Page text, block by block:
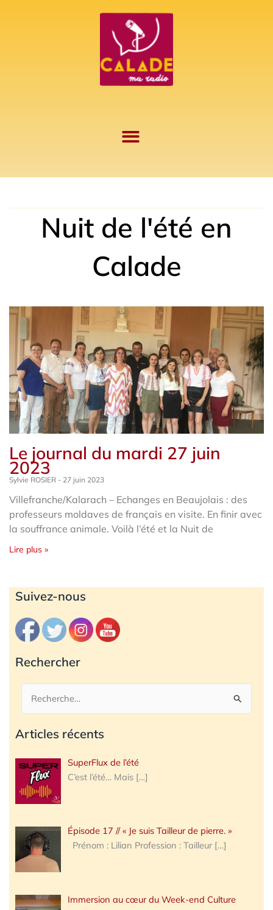
Nuit de l'été en
Calade
Le journal du mardi 27 juin
2023
Sylvie ROSIER 27 juin 2023
Villefranche/Kalarach – Echanges en Beaujolais : des
professeurs moldaves de français en visite. En finir avec
la souffrance animale. Voilà l’été et la Nuit de
Lire plus »
Suivez-nous
Rechercher
Rechercher :
Articles récents
SuperFlux de l’été
C’est l’été… Mais […]
Épisode 17 // « Je suis Tailleur de pierre. »
Prénom : Lilian Profession : Tailleur […]
Immersion au cœur du Week-end Culture
Archives